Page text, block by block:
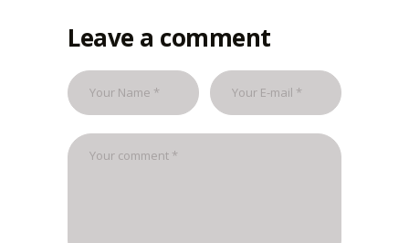
Leave a comment